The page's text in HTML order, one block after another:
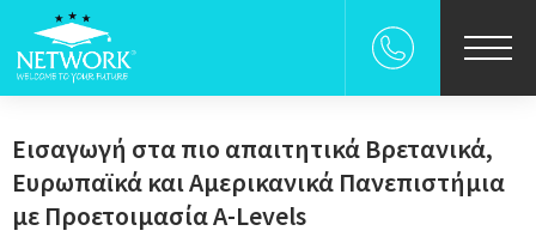
Εισαγωγή στα πιο απαιτητικά Βρετανικά,
Ευρωπαϊκά και Αμερικανικά Πανεπιστήμια
με Προετοιμασία A-Levels